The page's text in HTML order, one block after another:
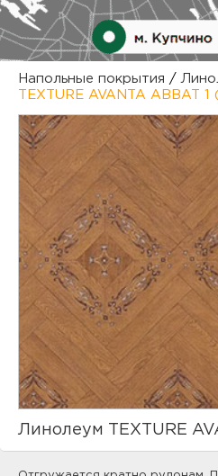
Напольные покрытия /
TEXTURE AVANTA ABBAT 1
Линолеум TEXTURE